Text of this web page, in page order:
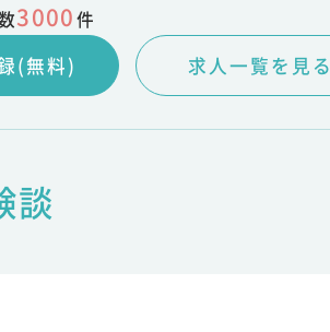
3000件
(無料) 求人一覧を見る
談